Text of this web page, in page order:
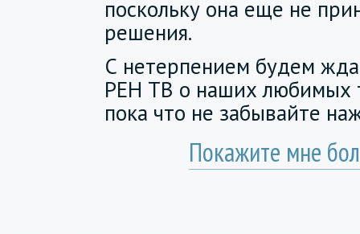
поскольку она еще не
решения.
С нетерпением будем
РЕН ТВ о наших любимых
пока что не забывайте
Покажите мне